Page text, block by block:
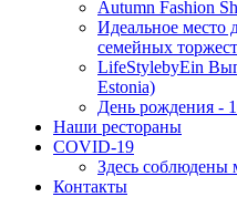
Autumn Fashion
Идеальное место
семейных
LifeStylebyEin
Estonia)
День рождения -
Наши рестораны
COVID-19
Здесь соблюдены
Контакты